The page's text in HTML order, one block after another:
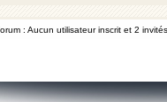
: Aucun utilisateur inscrit et 2 invités